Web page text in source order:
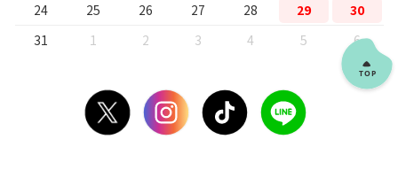
24
25 26 27 28 29
30
31
1 2 3 4 5 6